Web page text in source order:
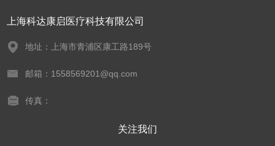
上海科达康启医疗科技有限公司
地址：上海市青浦区康工路189号
邮箱：1558569201@qq.com
传真：
关注我们